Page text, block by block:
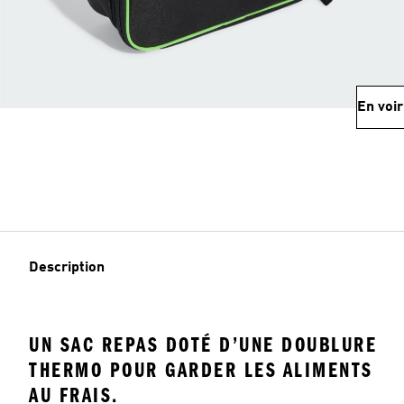
En
Description
UN SAC REPAS DOTÉ D’UNE DOUBLURE
THERMO POUR GARDER LES ALIMENTS
AU FRAIS.